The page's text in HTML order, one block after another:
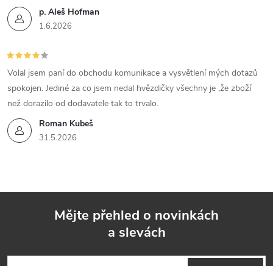
p. Aleš Hofman
1.6.2026
Roman Kubeš
31.5.2026
Volal jsem paní do obchodu komunikace a vysvětlení mých dotazů
spokojen. Jediné za co jsem nedal hvězdičky všechny je ,že zboží
než dorazilo od dodavatele tak to trvalo.
Mějte přehled o novinkách
a slevách